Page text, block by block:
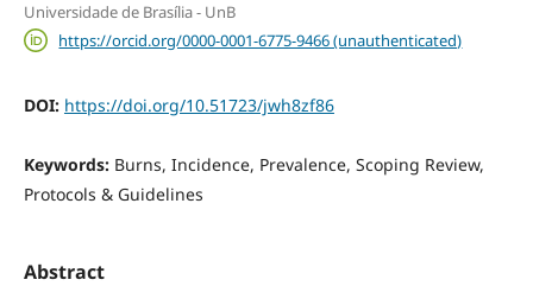
Universidade de Brasília - UnB
https://orcid.org/0000-0001-6775-9466 (unauthenticated)
DOI: https://doi.org/10.51723/jwh8zf86
Keywords: Burns, Incidence, Prevalence, Scoping Review,
Protocols & Guidelines
Abstract